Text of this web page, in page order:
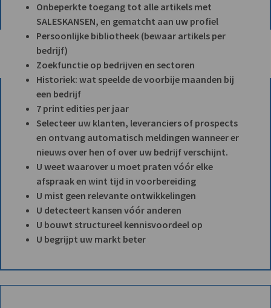
Onbeperkte toegang tot alle artikels met
SALESKANSEN, en gematcht aan uw profiel
Persoonlijke bibliotheek (bewaar artikels per
bedrijf)
Zoekfunctie op bedrijven en sectoren
Historiek: wat speelde de voorbije maanden bij
een bedrijf
7 print edities per jaar
Selecteer uw klanten, leveranciers of prospects
en ontvang automatisch meldingen wanneer er
nieuws over hen of over uw bedrijf verschijnt.
U weet waarover u moet praten vóór elke
afspraak en wint tijd in voorbereiding
U mist geen relevante ontwikkelingen
U detecteert kansen vóór anderen
U bouwt structureel kennisvoordeel op
U begrijpt uw markt beter